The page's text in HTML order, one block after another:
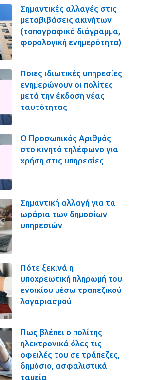
Σημαντικές αλλαγές στις
μεταβιβάσεις ακινήτων
(τοπογραφικό διάγραμμα,
φορολογική ενημερότητα)
Ποιες ιδιωτικές υπηρεσίες
ενημερώνουν οι πολίτες
μετά την έκδοση νέας
ταυτότητας
Ο Προσωπικός Αριθμός
στο κινητό τηλέφωνο για
χρήση στις υπηρεσίες
Σημαντική αλλαγή για τα
ωράρια των δημοσίων
υπηρεσιών
Πότε ξεκινά η
υποχρεωτική πληρωμή του
ενοικίου μέσω τραπεζικού
λογαριασμού
Πως βλέπει ο πολίτης
ηλεκτρονικά όλες τις
οφειλές του σε τράπεζες,
δημόσιο, ασφαλιστικά
ταμεία